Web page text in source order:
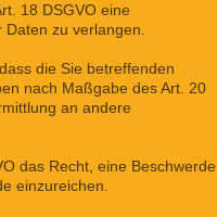
18 DSGVO eine
zu verlangen.
die Sie betreffenden
nach Maßgabe des Art. 20
an andere
das Recht, eine Beschwerde
einzureichen.